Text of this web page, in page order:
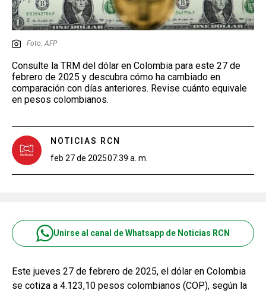
Foto: AFP
Consulte la TRM del dólar en Colombia para este 27 de
febrero de 2025 y descubra cómo ha cambiado en
comparación con días anteriores. Revise cuánto equivale
en pesos colombianos.
NOTICIAS RCN
feb 27 de 202507:39 a. m.
Unirse al canal de Whatsapp de Noticias RCN
Este jueves 27 de febrero de 2025, el dólar en Colombia
se cotiza a 4.123,10 pesos colombianos (COP), según la